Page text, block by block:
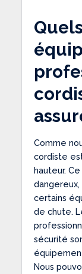
Comme
cordiste
hauteur.
dangereux,
certains
de chute.
sécurité
Nous